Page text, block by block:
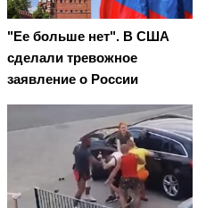
"Ее больше нет". В США
сделали тревожное
заявление о России